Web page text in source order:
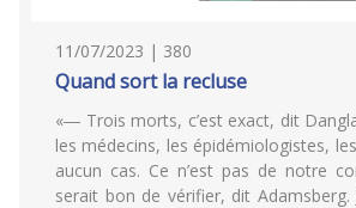
11/07/2023 | 380
Quand sort la recluse
«― Trois morts, c’est exact, dit
les médecins, les épidémiologistes,
aucun cas. Ce n’est pas de notre
serait bon de vérifier, dit Adamsberg.